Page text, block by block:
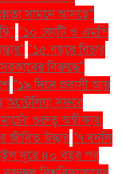
সামনে আসছে"
"১০ কোটি ও এমপি
"১৫ বছরে বিচার
বিরুদ্ধে"
"১৯ দিনে প্রবাসী আয়
সফরে
গুরুত্ব অস্বীকার:
জীবিত উদ্ধার"৭ বদলি
দূরে ৪০ বছর পর